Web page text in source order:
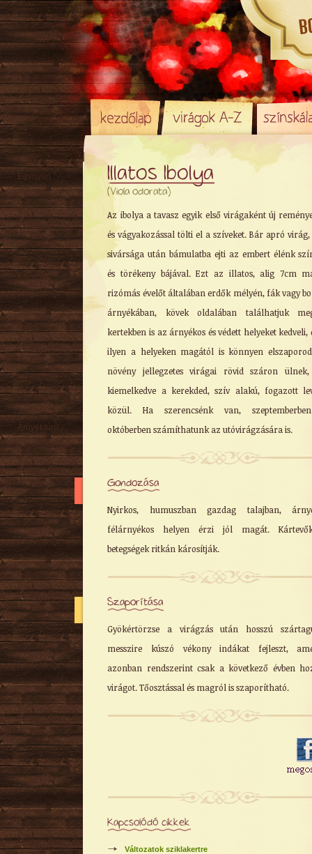
Illatos Ibolya
(Viola odorata)
Az ibolya a tavasz egyik első virágaként új
és vágyakozással tölti el a szíveket. Bár apró
sivársága után bámulatba ejti az embert élénk
és törékeny bájával. Ezt az illatos, alig 7cm
rizómás évelőt általában erdők mélyén, fák vagy
árnyékában, kövek oldalában találhatjuk
kertekben is az árnyékos és védett helyeket kedveli,
ilyen a helyeken magától is könnyen
növény jellegzetes virágai rövid száron
kiemelkedve a kerekded, szív alakú, fogazott
közül. Ha szerencsénk van,
októberben számíthatunk az utóvirágzására is.
Gondozása
Nyirkos, humuszban gazdag talajban,
félárnyékos helyen érzi jól magát.
betegségek ritkán károsítják.
Szaporítása
Gyökértörzse a virágzás után hosszú
messzire kúszó vékony indákat fejleszt,
azonban rendszerint csak a következő évben
virágot. Tőosztással és magról is szaporítható.
Kapcsolódó cikkek
Változatok sziklakertre
Egynyári
Évelő
Rizómás
Örökzöld
Sziklakerti
Alacsony
Közepes
Magas
Tavaszi
Őszi
Kúszó
Mediterrán
Virágzó cserje
Talajtakaró
Árnyéktűrő
Szobanövény